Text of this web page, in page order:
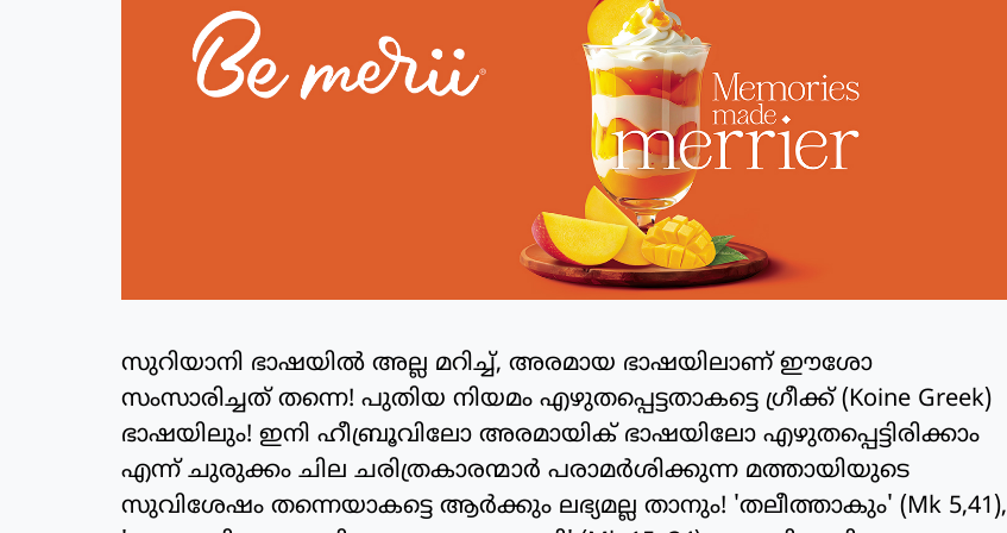
സുറിയാനി ഭാഷയില്‍ അല്ല മറിച്ച്, അരമായ ഭാഷയിലാണ് ഈശോ
സംസാരിച്ചത് തന്നെ! പുതിയ നിയമം എഴുതപ്പെട്ടതാകട്ടെ ഗ്രീക്ക് (Koine Greek)
ഭാഷയിലും! ഇനി ഹീബ്രൂവിലോ അരമായിക് ഭാഷയിലോ എഴുതപ്പെട്ടിരിക്കാം
എന്ന് ചുരുക്കം ചില ചരിത്രകാരന്മാര്‍ പരാമര്‍ശിക്കുന്ന മത്തായിയുടെ
സുവിശേഷം തന്നെയാകട്ടെ ആര്‍ക്കും ലഭ്യമല്ല താനും! 'തലീത്താകും' (Mk 5,41),